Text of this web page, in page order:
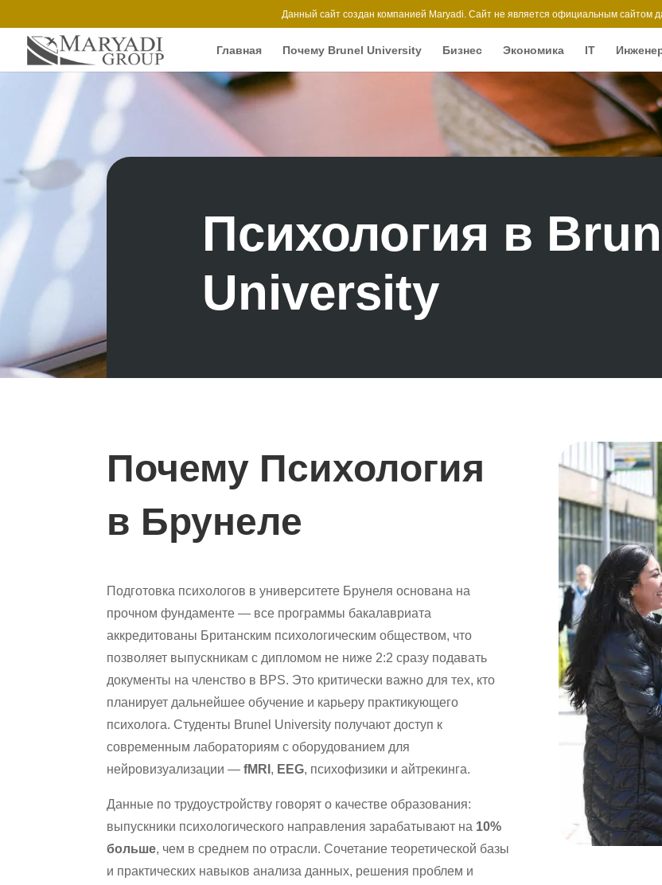
Данный сайт создан компанией Maryadi. Сайт не является официальным сайтом
Главная Почему Brunel University Бизнес Экономика IT
Психология в
University
Почему Психология
в Брунеле
Подготовка психологов в университете Брунеля основана на
прочном фундаменте — все программы бакалавриата
аккредитованы Британским психологическим обществом, что
позволяет выпускникам с дипломом не ниже 2:2 сразу подавать
документы на членство в BPS. Это критически важно для тех, кто
планирует дальнейшее обучение и карьеру практикующего
психолога. Студенты Brunel University получают доступ к
современным лабораториям с оборудованием для
нейровизуализации —fMRI , EEG, психофизики и айтрекинга.
Данные по трудоустройству говорят о качестве образования:
выпускники психологического направления зарабатывают на 10%
больше, чем в среднем по отрасли. Сочетание теоретической базы
и практических навыков анализа данных, решения проблем и